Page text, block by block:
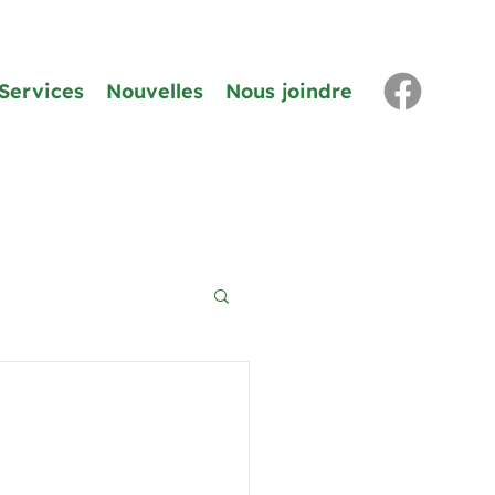
Nouvelles Nous joindre